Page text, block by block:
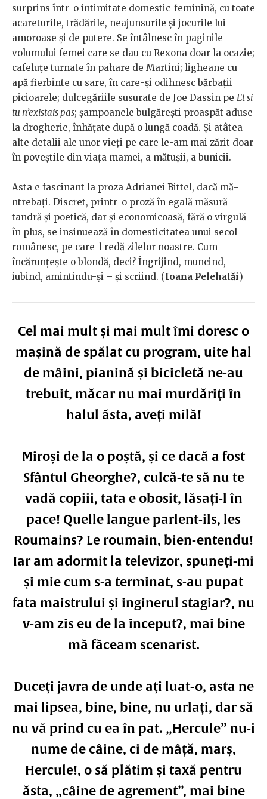
surprins într-o intimitate domestic-feminină, cu toate
acareturile, trădările, neajunsurile și jocurile lui
amoroase și de putere. Se întâlnesc în paginile
volumului femei care se dau cu Rexona doar la ocazie;
cafeluțe turnate în pahare de Martini; ligheane cu
apă fierbinte cu sare, în care-și odihnesc bărbații
picioarele; dulcegăriile susurate de Joe Dassin pe Et si
tu n’existais pas; șampoanele bulgărești proaspăt aduse
la drogherie, înhățate după o lungă coadă. Și atâtea
alte detalii ale unor vieți pe care le-am mai zărit doar
în poveștile din viața mamei, a mătușii, a bunicii.
Asta e fascinant la proza Adrianei Bittel, dacă mă-
ntrebați. Discret, printr-o proză în egală măsură
tandră și poetică, dar și economicoasă, fără o virgulă
în plus, se insinuează în domesticitatea unui secol
românesc, pe care-l redă zilelor noastre. Cum
încărunțește o blondă, deci? Îngrijind, muncind,
iubind, amintindu-și – și scriind. (Ioana Pelehatăi)
Cel mai mult și mai mult îmi doresc o
mașină de spălat cu program, uite hal
de mâini, pianină și bicicletă ne-au
trebuit, măcar nu mai murdăriți în
halul ăsta, aveți milă!
Miroși de la o poștă, și ce dacă a fost
Sfântul Gheorghe?, culcă-te să nu te
vadă copiii, tata e obosit, lăsați-l în
pace! Quelle langue parlent-ils, les
Roumains? Le roumain, bien-entendu!
Iar am adormit la televizor, spuneți-mi
și mie cum s-a terminat, s-au pupat
fata maistrului și inginerul stagiar?, nu
v-am zis eu de la început?, mai bine
mă făceam scenarist.
Duceți javra de unde ați luat-o, asta ne
mai lipsea, bine, bine, nu urlați, dar să
nu vă prind cu ea în pat. „Hercule” nu-i
nume de câine, ci de mâță, marș,
Hercule!, o să plătim și taxă pentru
ăsta, „câine de agrement”, mai bine